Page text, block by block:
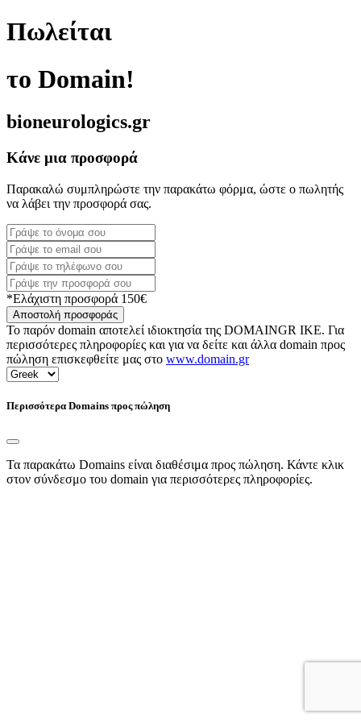
Πωλείται
το Domain!
bioneurologics.gr
Κάνε μια προσφορά
Παρακαλώ συμπληρώστε την παρακάτω φόρμα, ώστε ο πωλητής
να λάβει την προσφορά σας.
*Ελάχιστη προσφορά 150€
Αποστολή προσφοράς
Το παρόν domain αποτελεί ιδιοκτησία της DOMAINGR ΙΚΕ. Για
περισσότερες πληροφορίες και για να δείτε και άλλα domain προς
πώληση επισκεφθείτε μας στο www.domain.gr
Περισσότερα Domains προς πώληση
Τα παρακάτω Domains είναι διαθέσιμα προς πώληση. Κάντε κλικ
στον σύνδεσμο του domain για περισσότερες πληροφορίες.